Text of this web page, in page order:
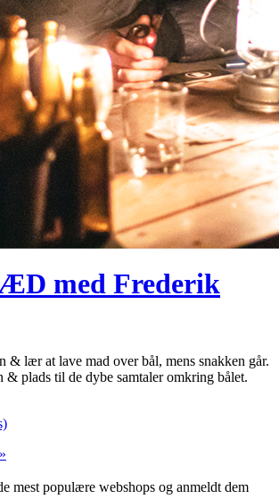
med Frederik
& lær at lave mad over bål, mens snakken går.
plads til de dybe samtaler omkring bålet.
mest populære webshops og anmeldt dem